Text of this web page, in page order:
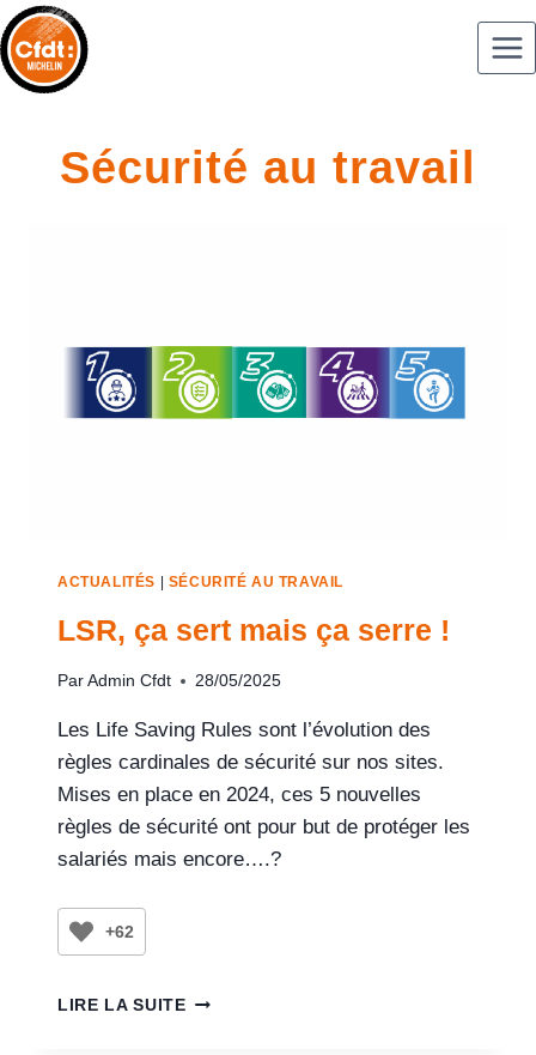
Sécurité au travail
ACTUALITÉS | SÉCURITÉ AU TRAVAIL
LSR, ça sert mais ça serre !
Par Admin Cfdt 28/05/2025
Les Life Saving Rules sont l’évolution des
règles cardinales de sécurité sur nos sites.
Mises en place en 2024, ces 5 nouvelles
règles de sécurité ont pour but de protéger les
salariés mais encore….?
+62
LIRE LA SUITE